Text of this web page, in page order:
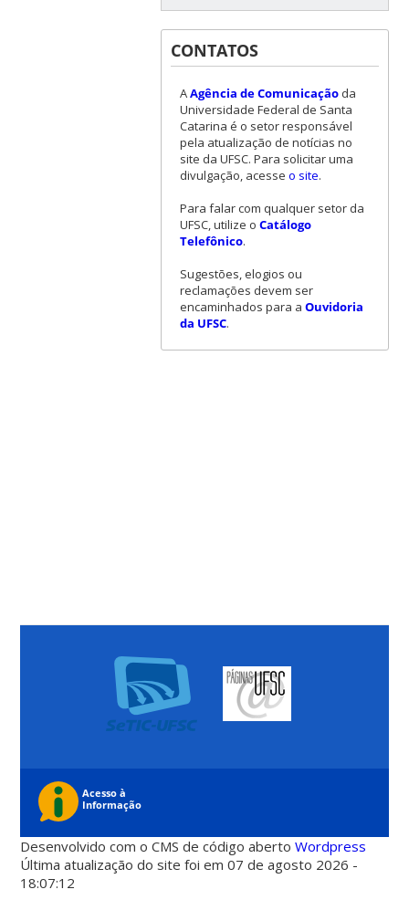
CONTATOS
AAgência de Comunicaçãoda
Universidade Federal de Santa
Catarina é o setor responsável
pela atualização de notícias no
site da UFSC. Para solicitar uma
divulgação, acesse o site.
Para falar com qualquer setor da
UFSC, utilize o Catálogo
Telefônico.
Sugestões, elogios ou
reclamações devem ser
encaminhados para a Ouvidoria
da UFSC.
Desenvolvido com o CMS de código abertoWordpress
Última atualização do site foi em 07 de agosto 2026 -
18:07:12